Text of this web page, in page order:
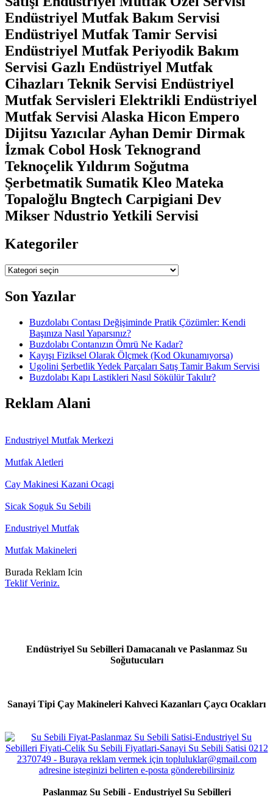
Endüstriyel Mutfak Bakım Servisi
Endüstriyel Mutfak Tamir Servisi
Endüstriyel Mutfak Periyodik Bakım
Servisi Gazlı Endüstriyel Mutfak
Cihazları Teknik Servisi Endüstriyel
Mutfak Servisleri Elektrikli Endüstriyel
Mutfak Servisi Alaska Hicon Empero
Dijitsu Yazıcılar Ayhan Demir Dirmak
İzmak Cobol Hosk Teknogrand
Teknoçelik Yıldırım Soğutma
Şerbetmatik Sumatik Kleo Mateka
Topaloğlu Bngtech Carpigiani Dev
Mikser Ndustrio Yetkili Servisi
Kategoriler
Kategoriler
Son Yazılar
Buzdolabı Contası Değişiminde Pratik Çözümler: Kendi
Başınıza Nasıl Yaparsınız?
Buzdolabı Contanızın Ömrü Ne Kadar?
Kayışı Fiziksel Olarak Ölçmek (Kod Okunamıyorsa)
Ugolini Şerbetlik Yedek Parçaları Satış Tamir Bakım Servisi
Buzdolabı Kapı Lastikleri Nasıl Sökülür Takılır?
Reklam Alani
Endustriyel Mutfak Merkezi
Mutfak Aletleri
Cay Makinesi Kazani Ocagi
Sicak Soguk Su Sebili
Endustriyel Mutfak
Mutfak Makineleri
Burada Reklam Icin
Teklif Veriniz.
Endüstriyel Su Sebilleri Damacanalı ve Paslanmaz Su
Soğutucuları
Sanayi Tipi Çay Makineleri Kahveci Kazanları Çaycı Ocakları
Paslanmaz Su Sebili - Endustriyel Su Sebilleri